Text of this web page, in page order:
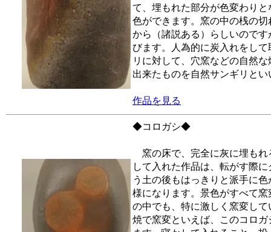
て、埋もれた部分が色変わり
色ができます。窯の中の桟の
から（諸説ある）らしいので
びます。人為的に炭入れをし
リに対して、穴窯などの自然
出来たものを自然サンギリとい
作品を見る
◆コロガシ◆
窯の床で、完全に灰に埋もれ
して入れた作品は、転がす際
う土の後もはっきりと派手に
様になります。景色がすべて
の中でも、特に激しく窯変し
焼で窯変といえば、このコロ